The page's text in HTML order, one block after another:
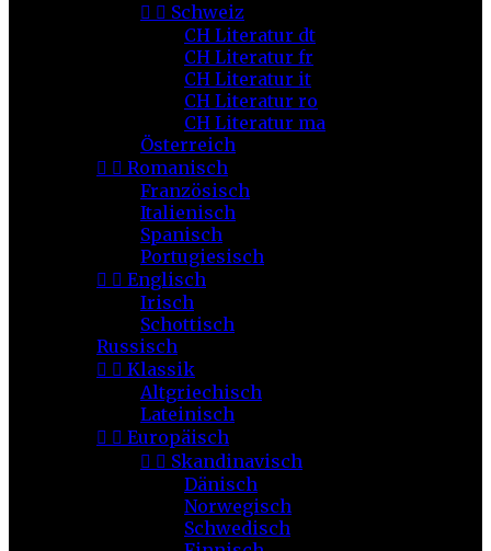
  Schweiz
CH Literatur dt
CH Literatur fr
CH Literatur it
CH Literatur ro
CH Literatur ma
Österreich
  Romanisch
Französisch
Italienisch
Spanisch
Portugiesisch
  Englisch
Irisch
Schottisch
Russisch
  Klassik
Altgriechisch
Lateinisch
  Europäisch
  Skandinavisch
Dänisch
Norwegisch
Schwedisch